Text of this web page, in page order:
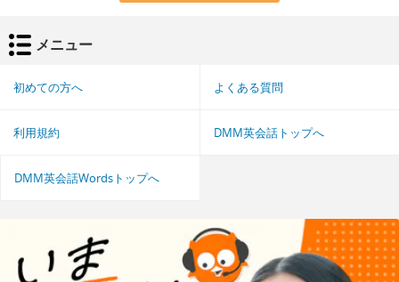
メニュー
初めての方へ よくある質問
利用規約 DMM英会話トップへ
DMM英会話Wordsトップへ